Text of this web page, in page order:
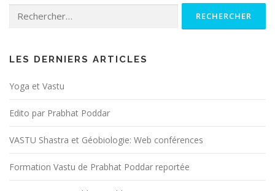
LES DERNIERS ARTICLES
Yoga et Vastu
Edito par Prabhat Poddar
VASTU Shastra et Géobiologie: Web conférences
Formation Vastu de Prabhat Poddar reportée